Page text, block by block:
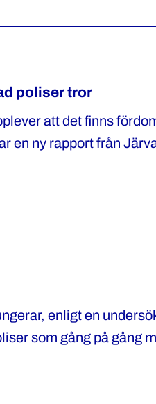
poliser tror
att det finns
en ny rapport från
enligt en
som gång på gång